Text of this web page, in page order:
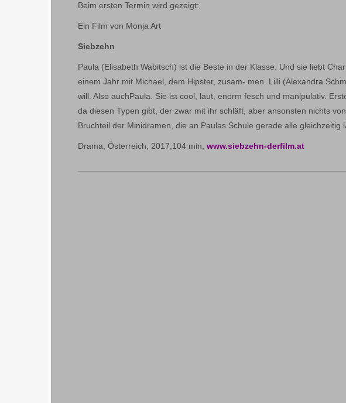
Beim ersten Termin wird gezeigt:
Ein Film von Monja Art
Siebzehn
Paula (Elisabeth Wabitsch) ist die Beste in der Klasse. Und sie liebt
einem Jahr mit Michael, dem Hipster, zusam- men. Lilli (Alexandra
will. Also auchPaula. Sie ist cool, laut, enorm fesch und manipulativ.
da diesen Typen gibt, der zwar mit ihr schläft, aber ansonsten nichts
Bruchteil der Minidramen, die an Paulas Schule gerade alle gleichzeitig
Drama, Österreich, 2017,104 min, www.siebzehn-derfilm.at